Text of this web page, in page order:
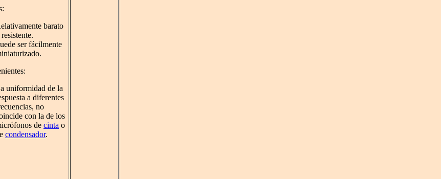
barato
ser fácilmente
uniformidad de la
a diferentes
no
con la de los
de cinta o
condensador.